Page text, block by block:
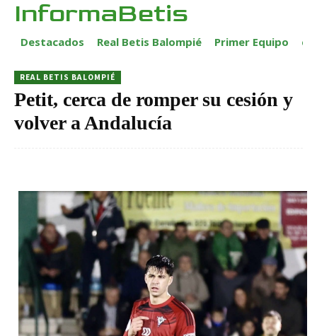
InformaBetis
Destacados Real Betis Balompié Primer Equipo
REAL BETIS BALOMPIÉ
Petit, cerca de romper su cesión y
volver a Andalucía